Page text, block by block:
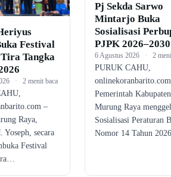
Festival
Tangka
· 2 menit baca
–
Raya,
Yoseph, secara
Festival
Pj Sekda Sarwo
Mintarjo Buka
Sosialisasi
PJPK 2026–2030
6 Agustus 2026 · 2
PURUK CAHU,
Pemerintah Kabupaten
Murung Raya
Sosialisasi Peraturan
Nomor 14 Tahun